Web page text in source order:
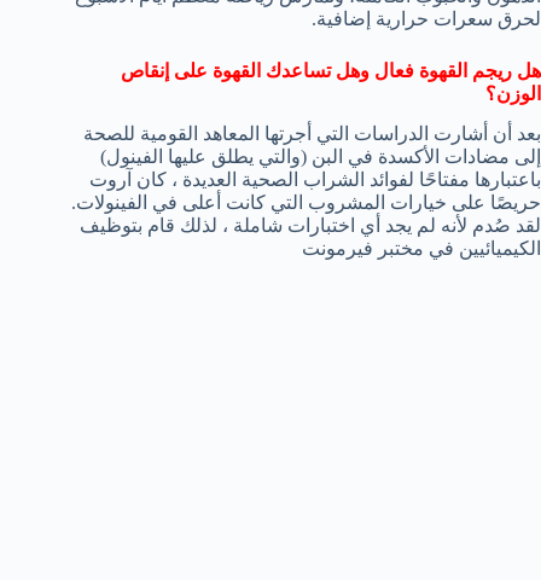
لحرق سعرات حرارية إضافية.
هل ريجم القهوة فعال وهل تساعدك القهوة على إنقاص
الوزن؟
بعد أن أشارت الدراسات التي أجرتها المعاهد القومية للصحة
إلى مضادات الأكسدة في البن (والتي يطلق عليها الفينول)
باعتبارها مفتاحًا لفوائد الشراب الصحية العديدة ، كان آروت
حريصًا على خيارات المشروب التي كانت أعلى في الفينولات.
لقد صُدم لأنه لم يجد أي اختبارات شاملة ، لذلك قام بتوظيف
الكيميائيين في مختبر فيرمونت